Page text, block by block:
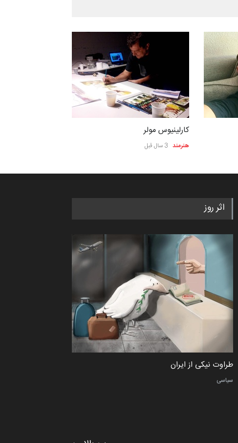
کارلینیوس مولر
هنرمند 3 سال قبل
اثر روز
طراوت نیکی از ایران
سیاسی